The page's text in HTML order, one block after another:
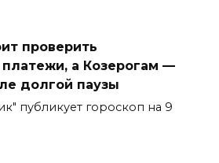
проверить
а Козерогам —
долгой паузы
публикует гороскоп на 9